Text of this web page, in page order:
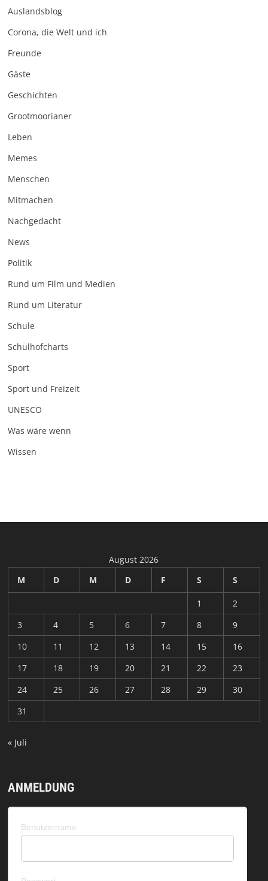
Auslandsblog
Corona, die Welt und ich
Freunde
Gäste
Geschichten
Grootmoorianer
Leben
Memes
Menschen
Mitmachen
Nachgedacht
News
Politik
Rund um Film und Medien
Rund um Literatur
Schule
Schulhofcharts
Sport
Sport und Freizeit
UNESCO
Was wäre wenn
Wissen
August 2026
M
D M D F S S
1
2
3
4 5 6 7 8
9
10
11 12 13 14 15
16
17
18 19 20 21 22
23
24
25 26 27 28 29
30
31
« Juli
ANMELDUNG
Benutzername